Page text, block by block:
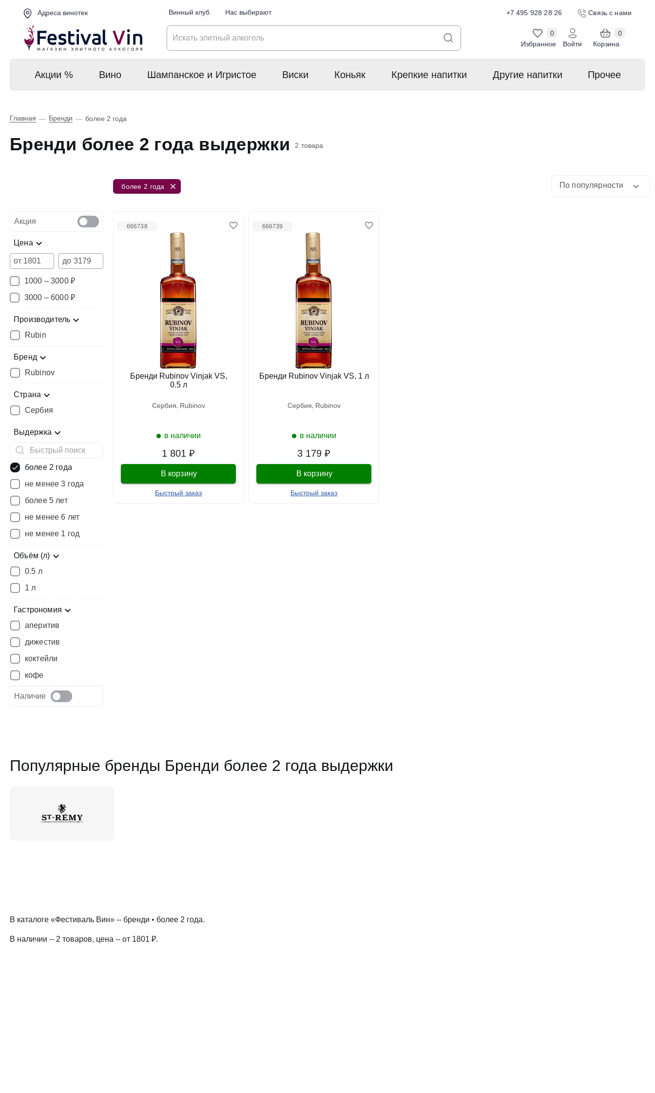
Адреса винотек Винный клуб Нас выбирают +7 495 928 28 26 Связь с нами
Избранное
0
Войти
Корзина
0
Акции % Вино Шампанское и Игристое Виски Коньяк Крепкие напитки Другие напитки Прочее
Главная — Бренди — более 2 года
Бренди более 2 года выдержки 2 товара
Акция
Цена
от до
1000 – 3000 ₽
3000 – 6000 ₽
Производитель
Rubin
Бренд
Rubinov
Страна
Сербия
Выдержка
более 2 года
не менее 3 года
более 5 лет
не менее 6 лет
не менее 1 год
Объём (л)
0.5 л
1 л
Гастрономия
аперитив
дижестив
коктейли
кофе
Наличие
более 2 года По популярности
666738
1 801 ₽
Бренди Rubinov Vinjak VS,
0.5 л
сербия rubinov
В корзину
Быстрый заказ
в наличии
666739
3 179 ₽
Бренди Rubinov Vinjak VS, 1 л
сербия rubinov
В корзину
Быстрый заказ
в наличии
Популярные бренды Бренди более 2 года выдержки
В каталоге «Фестиваль Вин» -- бренди • более 2 года.
В наличии -- 2 товаров, цена -- от 1801 ₽.